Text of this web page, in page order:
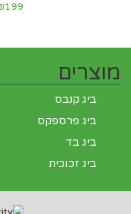
מוצרים
ביג קנבס
ביג פרספקס
ביג בד
ביג זכוכית